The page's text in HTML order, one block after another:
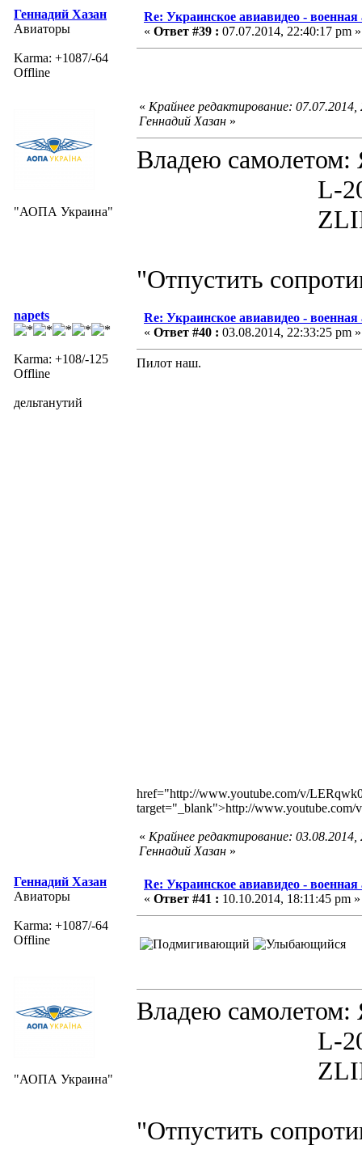
Геннадий Хазан
Авиаторы
Karma: +1087/-64
Offline
"АОПА Украина"
Re: Украинское авиавидео -
« Ответ #39 : 07.07.2014, 22:40:17 pm »
« Крайнее редактирование:
Геннадий Хазан »
Владею
L-200D
ZLIN 526
"Отпустить
napets
Karma: +108/-125
Offline
дельтанутий
Re: Украинское авиавидео -
« Ответ #40 : 03.08.2014, 22:33:25 pm »
Пилот наш.
href="http://www.youtube.com/v/
target="_blank">http://
« Крайнее редактирование:
Геннадий Хазан »
Геннадий Хазан
Авиаторы
Karma: +1087/-64
Offline
"АОПА Украина"
Re: Украинское авиавидео -
« Ответ #41 : 10.10.2014, 18:11:45 pm »
Владею
L-200D
ZLIN 526
"Отпустить